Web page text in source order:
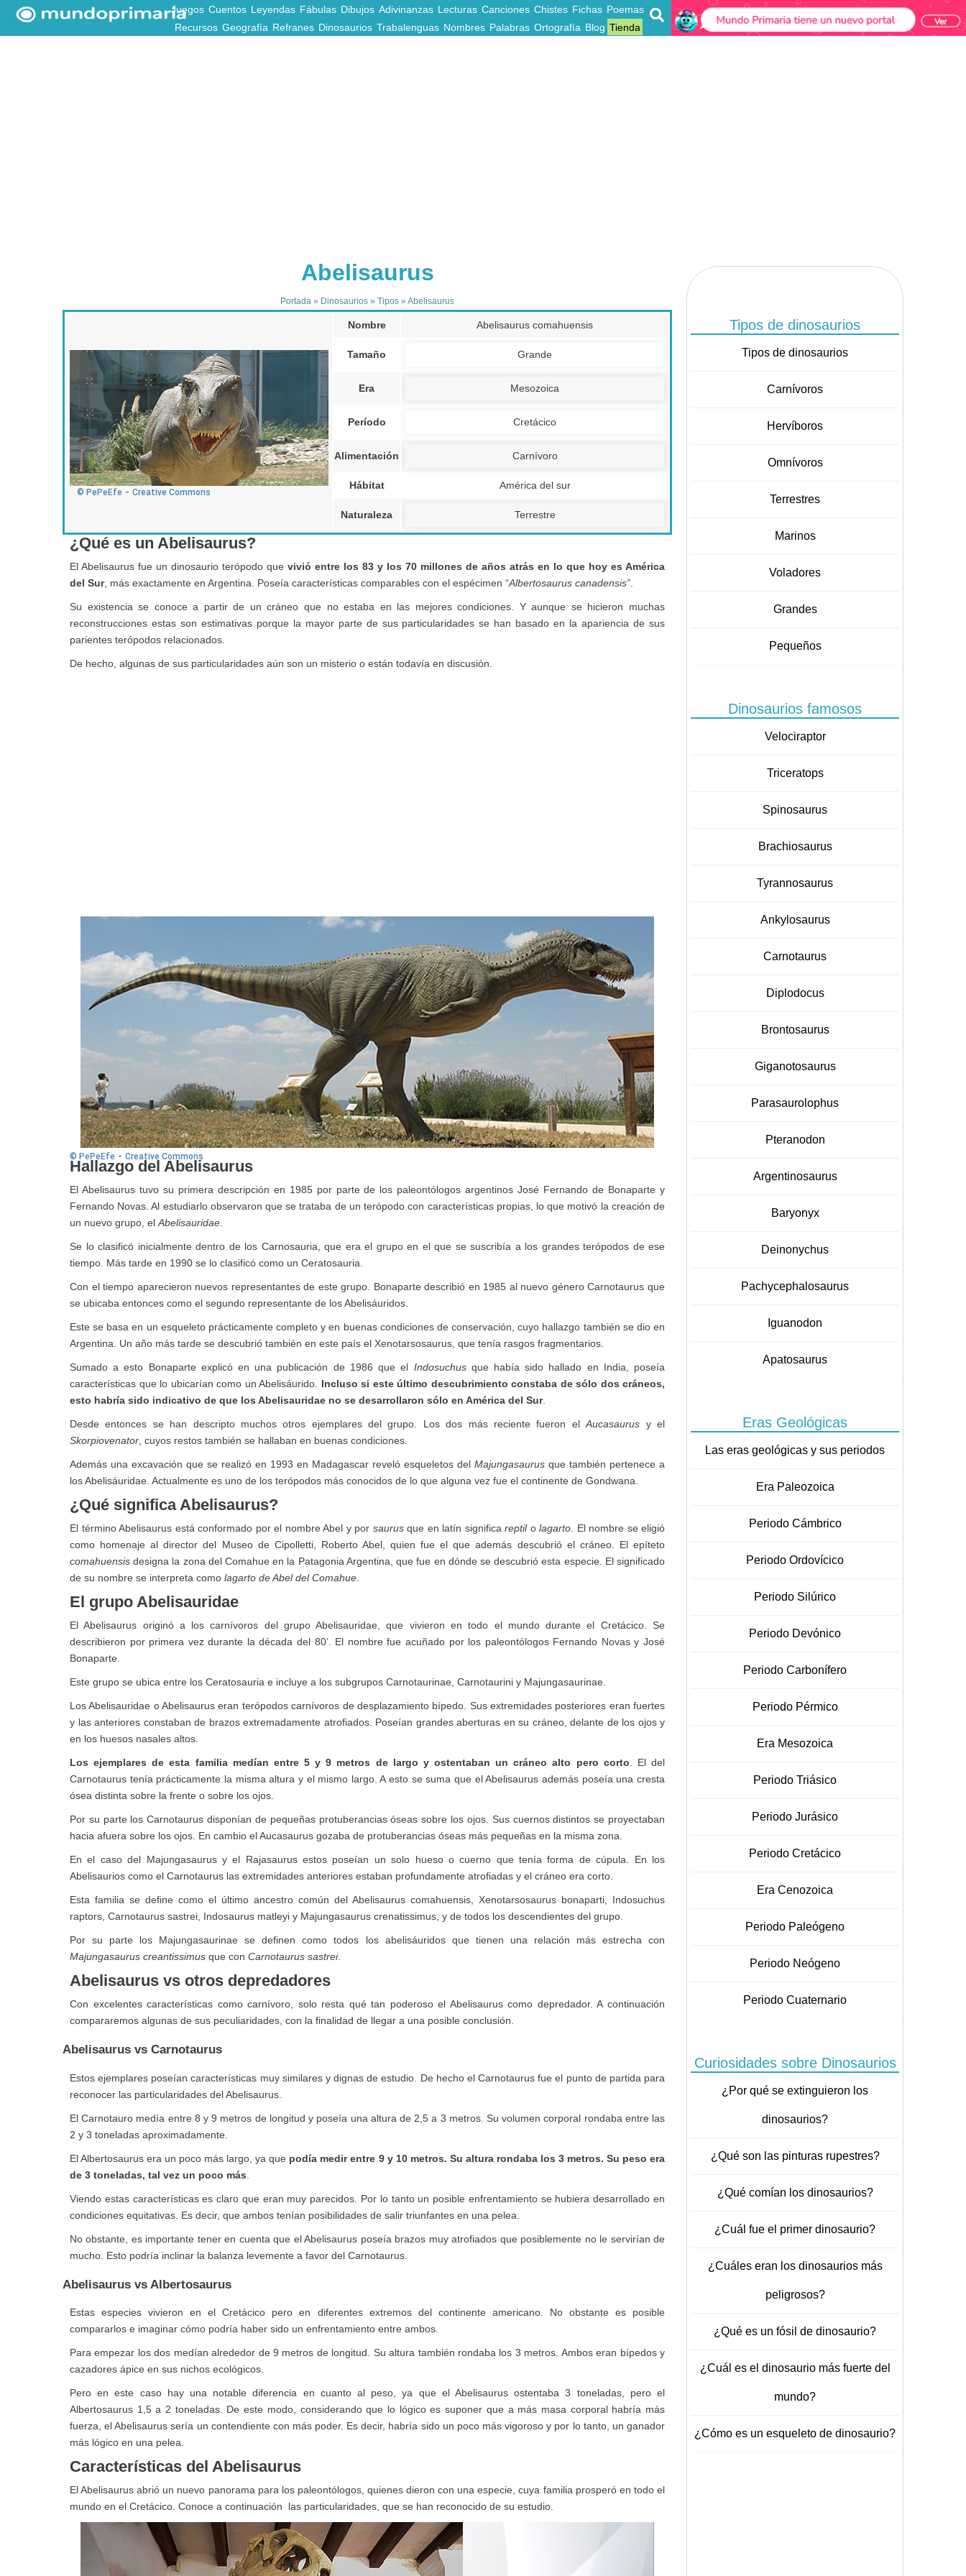
Juegos Cuentos Leyendas Fábulas Dibujos Adivinanzas Lecturas Canciones Chistes Fichas Poemas
Recursos Geografía Refranes Dinosaurios Trabalenguas Nombres Palabras Ortografía Blog Tienda
Abelisaurus
Portada » Dinosaurios » Tipos » Abelisaurus
© PePeEfe - Creative Commons
Nombre Abelisaurus comahuensis
Tamaño Grande
Era Mesozoica
Período Cretácico
Alimentación Carnívoro
Hábitat América del sur
Naturaleza Terrestre
¿Qué es un Abelisaurus?
El Abelisaurus fue un dinosaurio terópodo que vivió entre los 83 y los 70 millones de años atrás en lo que hoy es América
del Sur, más exactamente en Argentina. Poseía características comparables con el espécimen “Albertosaurus canadensis”
Su existencia se conoce a partir de un cráneo que no estaba en las mejores condiciones. Y aunque se hicieron muchas
reconstrucciones estas son estimativas porque la mayor parte de sus particularidades se han basado en la apariencia de sus
parientes terópodos relacionados.
De hecho, algunas de sus particularidades aún son un misterio o están todavía en discusión.
© PePeEfe - Creative Commons
Hallazgo del Abelisaurus
El Abelisaurus tuvo su primera descripción en 1985 por parte de los paleontólogos argentinos José Fernando de Bonaparte y
Fernando Novas. Al estudiarlo observaron que se trataba de un terópodo con características propias, lo que motivó la creación de
un nuevo grupo, el Abelisauridae
Se lo clasificó inicialmente dentro de los Carnosauria, que era el grupo en el que se suscribía a los grandes terópodos de ese
tiempo. Más tarde en 1990 se lo clasificó como un Ceratosauria.
Con el tiempo aparecieron nuevos representantes de este grupo. Bonaparte describió en 1985 al nuevo género Carnotaurus que
se ubicaba entonces como el segundo representante de los Abelisáuridos.
Este se basa en un esqueleto prácticamente completo y en buenas condiciones de conservación, cuyo hallazgo también se dio en
Argentina. Un año más tarde se descubrió también en este país el Xenotarsosaurus, que tenía rasgos fragmentarios.
Sumado a esto Bonaparte explicó en una publicación de 1986 que el Indosuchus que había sido hallado en India, poseía
características que lo ubicarían como un Abelisáurido. Incluso si este último descubrimiento constaba de sólo dos cráneos,
esto habría sido indicativo de que los Abelisauridae no se desarrollaron sólo en América del Sur.
Desde entonces se han descripto muchos otros ejemplares del grupo. Los dos más reciente fueron elAucasaurus y el
Skorpiovenator , cuyos restos también se hallaban en buenas condiciones.
Además una excavación que se realizó en 1993 en Madagascar reveló esqueletos del Majungasaurus que también pertenece a
los Abelisáuridae. Actualmente es uno de los terópodos más conocidos de lo que alguna vez fue el continente de Gondwana.
¿Qué significa Abelisaurus?
El término Abelisaurus está conformado por el nombre Abel y por saurus que en latín significa reptil o lagarto . El nombre se eligió
como homenaje al director del Museo de Cipolletti, Roberto Abel, quien fue el que además descubrió el cráneo. El epíteto
comahuensis designa la zona del Comahue en la Patagonia Argentina, que fue en dónde se descubrió esta especie. El significado
de su nombre se interpreta como lagarto de Abel del Comahue
El grupo Abelisauridae
El Abelisaurus originó a los carnívoros del grupo Abelisauridae, que vivieron en todo el mundo durante el Cretácico. Se
describieron por primera vez durante la década del 80’. El nombre fue acuñado por los paleontólogos Fernando Novas y José
Bonaparte.
Este grupo se ubica entre los Ceratosauria e incluye a los subgrupos Carnotaurinae, Carnotaurini y Majungasaurinae.
Los Abelisauridae o Abelisaurus eran terópodos carnívoros de desplazamiento bípedo. Sus extremidades posteriores eran fuertes
y las anteriores constaban de brazos extremadamente atrofiados. Poseían grandes aberturas en su cráneo, delante de los ojos y
en los huesos nasales altos.
Los ejemplares de esta familia medían entre 5 y 9 metros de largo y ostentaban un cráneo alto pero corto . El del
Carnotaurus tenía prácticamente la misma altura y el mismo largo. A esto se suma que el Abelisaurus además poseía una cresta
ósea distinta sobre la frente o sobre los ojos.
Por su parte los Carnotaurus disponían de pequeñas protuberancias óseas sobre los ojos. Sus cuernos distintos se proyectaban
hacia afuera sobre los ojos. En cambio el Aucasaurus gozaba de protuberancias óseas más pequeñas en la misma zona.
En el caso del Majungasaurus y el Rajasaurus estos poseían un solo hueso o cuerno que tenía forma de cúpula. En los
Abelisaurios como el Carnotaurus las extremidades anteriores estaban profundamente atrofiadas y el cráneo era corto.
Esta familia se define como el último ancestro común del Abelisaurus comahuensis, Xenotarsosaurus bonaparti, Indosuchus
raptors, Carnotaurus sastrei, Indosaurus matleyi y Majungasaurus crenatissimus, y de todos los descendientes del grupo.
Por su parte los Majungasaurinae se definen como todos los abelisáuridos que tienen una relación más estrecha con
Majungasaurus creantissimus que con Carnotaurus sastrei.
Abelisaurus vs otros depredadores
Con excelentes características como carnívoro, solo resta qué tan poderoso el Abelisaurus como depredador. A continuación
compararemos algunas de sus peculiaridades, con la finalidad de llegar a una posible conclusión.
Abelisaurus vs Carnotaurus
Estos ejemplares poseían características muy similares y dignas de estudio. De hecho el Carnotaurus fue el punto de partida para
reconocer las particularidades del Abelisaurus.
El Carnotauro medía entre 8 y 9 metros de longitud y poseía una altura de 2,5 a 3 metros. Su volumen corporal rondaba entre las
2 y 3 toneladas aproximadamente.
El Albertosaurus era un poco más largo, ya que podía medir entre 9 y 10 metros. Su altura rondaba los 3 metros. Su peso era
de 3 toneladas, tal vez un poco más
Viendo estas características es claro que eran muy parecidos. Por lo tanto un posible enfrentamiento se hubiera desarrollado en
condiciones equitativas. Es decir, que ambos tenían posibilidades de salir triunfantes en una pelea.
No obstante, es importante tener en cuenta que el Abelisaurus poseía brazos muy atrofiados que posiblemente no le servirían de
mucho. Esto podría inclinar la balanza levemente a favor del Carnotaurus.
Abelisaurus vs Albertosaurus
Estas especies vivieron en el Cretácico pero en diferentes extremos del continente americano. No obstante es posible
compararlos e imaginar cómo podría haber sido un enfrentamiento entre ambos.
Para empezar los dos medían alrededor de 9 metros de longitud. Su altura también rondaba los 3 metros. Ambos eran bípedos y
cazadores ápice en sus nichos ecológicos.
Pero en este caso hay una notable diferencia en cuanto al peso, ya que el Abelisaurus ostentaba 3 toneladas, pero el
Albertosaurus 1,5 a 2 toneladas. De este modo, considerando que lo lógico es suponer que a más masa corporal habría más
fuerza, el Abelisaurus sería un contendiente con más poder. Es decir, habría sido un poco más vigoroso y por lo tanto, un ganador
más lógico en una pelea.
Características del Abelisaurus
El Abelisaurus abrió un nuevo panorama para los paleontólogos, quienes dieron con una especie, cuya familia prosperó en todo el
mundo en el Cretácico. Conoce a continuación las particularidades, que se han reconocido de su estudio.
Tipos de dinosaurios
Tipos de dinosaurios
Carnívoros
Hervíboros
Omnívoros
Terrestres
Marinos
Voladores
Grandes
Pequeños
Dinosaurios famosos
Velociraptor
Triceratops
Spinosaurus
Brachiosaurus
Tyrannosaurus
Ankylosaurus
Carnotaurus
Diplodocus
Brontosaurus
Giganotosaurus
Parasaurolophus
Pteranodon
Argentinosaurus
Baryonyx
Deinonychus
Pachycephalosaurus
Iguanodon
Apatosaurus
Eras Geológicas
Las eras geológicas y sus periodos
Era Paleozoica
Periodo Cámbrico
Periodo Ordovícico
Periodo Silúrico
Periodo Devónico
Periodo Carbonífero
Periodo Pérmico
Era Mesozoica
Periodo Triásico
Periodo Jurásico
Periodo Cretácico
Era Cenozoica
Periodo Paleógeno
Periodo Neógeno
Periodo Cuaternario
Curiosidades sobre Dinosaurios
¿Por qué se extinguieron los
dinosaurios?
¿Qué son las pinturas rupestres?
¿Qué comían los dinosaurios?
¿Cuál fue el primer dinosaurio?
¿Cuáles eran los dinosaurios más
peligrosos?
¿Qué es un fósil de dinosaurio?
¿Cuál es el dinosaurio más fuerte del
mundo?
¿Cómo es un esqueleto de dinosaurio?